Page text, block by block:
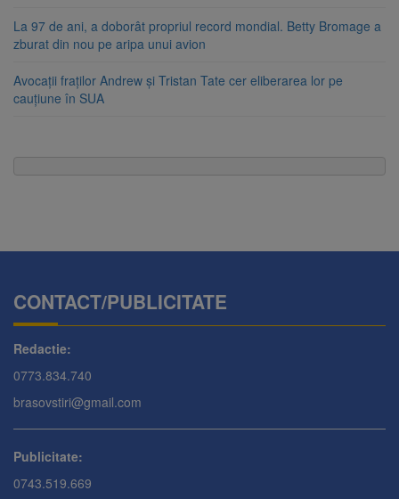
La 97 de ani, a doborât propriul record mondial. Betty Bromage a
zburat din nou pe aripa unui avion
Avocații fraților Andrew și Tristan Tate cer eliberarea lor pe
cauțiune în SUA
CONTACT/PUBLICITATE
Redactie:
0773.834.740
brasovstiri@gmail.com
Publicitate:
0743.519.669